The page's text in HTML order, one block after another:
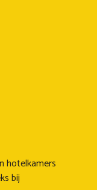
hotelkamers
bij